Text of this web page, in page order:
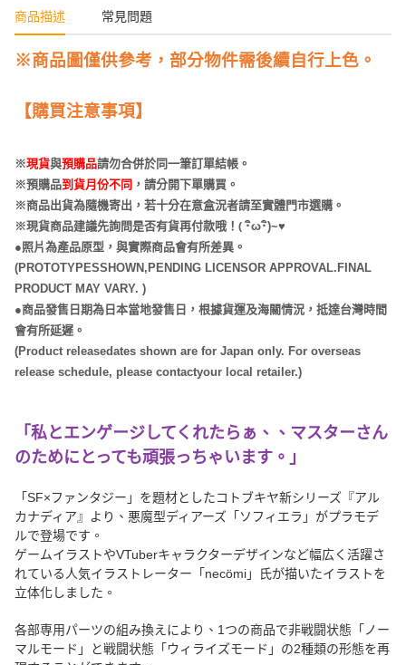
商品描述 常見問題
※商品圖僅供參考，部分物件需後續自行上色。
【購買注意事項】
※現貨與預購品請勿合併於同一筆訂單結帳。
※預購品到貨月份不同 ，請分開下單購買。
※商品出貨為隨機寄出，若十分在意盒況者請至實體門市選購。
※現貨商品建議先詢問是否有貨再付款哦！ ( ･ω･)~♥
●照片為產品原型，與實際商品會有所差異。
(PROTOTYPESSHOWN,PENDING LICENSOR APPROVAL.FINAL
PRODUCT MAY VARY. )
●商品發售日期為日本當地發售日，根據貨運及海關情況，抵達台灣時間
會有所延遲。
(Product releasedates shown are for Japan only. For overseas
release schedule, please contactyour local retailer.)
「私とエンゲージしてくれたらぁ、、マスターさん
のためにとっても頑張っちゃいます。」
「SF×ファンタジー」を題材としたコトブキヤ新シリーズ『アル
カナディア』より、悪魔型ディアーズ「ソフィエラ」がプラモデ
ルで登場です。
ゲームイラストやVTuberキャラクターデザインなど幅広く活躍さ
れている人気イラストレーター「necömi」氏が描いたイラストを
立体化しました。
各部専用パーツの組み換えにより、1つの商品で非戦闘状態「ノー
マルモード」と戦闘状態「ウィライズモード」の2種類の形態を再